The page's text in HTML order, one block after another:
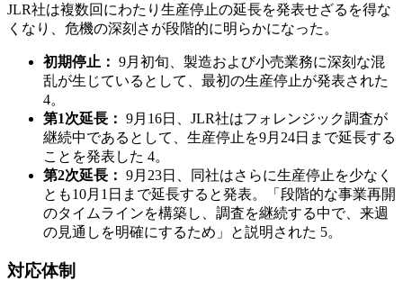
JLR社は複数回にわたり生産停止の延長を発表せざるを得な
くなり、危機の深刻さが段階的に明らかになった。
初期停止： 9月初旬、製造および小売業務に深刻な混
乱が生じているとして、最初の生産停止が発表された
4。
第1次延長： 9月16日、JLR社はフォレンジック調査が
継続中であるとして、生産停止を9月24日まで延長する
ことを発表した 4。
第2次延長： 9月23日、同社はさらに生産停止を少なく
とも10月1日まで延長すると発表。「段階的な事業再開
のタイムラインを構築し、調査を継続する中で、来週
の見通しを明確にするため」と説明された 5。
対応体制